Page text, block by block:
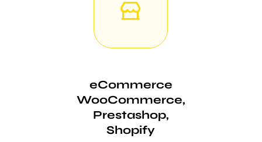
eCommerce
WooCommerce,
Prestashop,
Shopify